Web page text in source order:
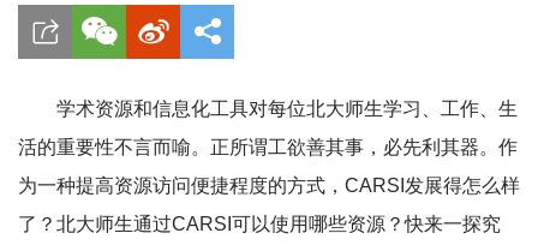
学术资源和信息化工具对每位北大师生学习、工作、生
活的重要性不言而喻。正所谓工欲善其事，必先利其器。作
为一种提高资源访问便捷程度的方式，CARSI发展得怎么样
了？北大师生通过CARSI可以使用哪些资源？快来一探究